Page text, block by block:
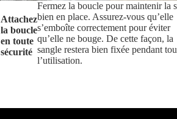
Attachez
la boucle
en toute
sécurité
Fermez la boucle pour maintenir la
bien en place. Assurez-vous qu’elle
s’emboîte correctement pour éviter
qu’elle ne bouge. De cette façon, la
sangle restera bien fixée pendant
l’utilisation.